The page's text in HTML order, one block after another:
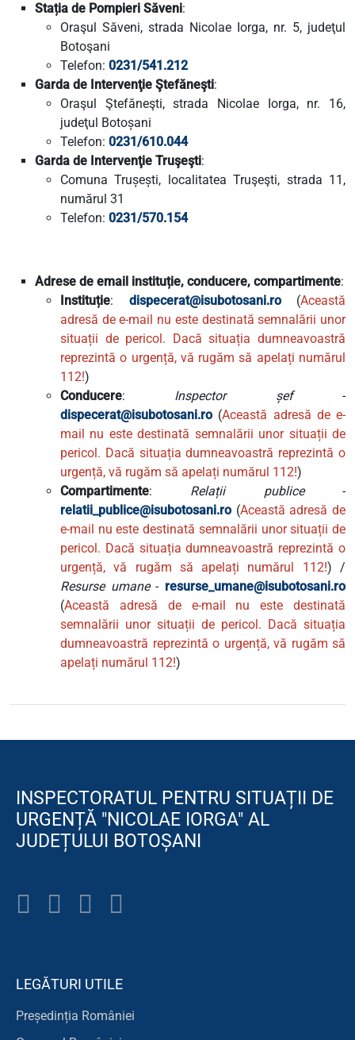
Stația de Pompieri Săveni:
Oraşul Săveni, strada Nicolae Iorga, nr. 5, judeţul
Botoşani
Telefon: 0231/541.212
Garda de Intervenţie Ştefăneşti:
Oraşul Ştefăneşti, strada Nicolae Iorga, nr. 16,
judeţul Botoșani
Telefon: 0231/610.044
Garda de Intervenţie Truşeşti:
Comuna Trușești, localitatea Truşeşti, strada 11,
numărul 31
Telefon: 0231/570.154
Adrese de email instituție, conducere, compartimente:
Instituție: dispecerat@isubotosani.ro(Această
adresă de e-mail nu este destinată semnalării unor
situații de pericol. Dacă situația dumneavoastră
reprezintă o urgență, vă rugăm să apelați numărul
112!)
Conducere: Inspector șef-
dispecerat@isubotosani.ro(Această adresă de e-
mail nu este destinată semnalării unor situații de
pericol. Dacă situația dumneavoastră reprezintă o
urgență, vă rugăm să apelați numărul 112!)
Compartimente: Relații publice-
relatii_publice@isubotosani.ro(Această adresă de
e-mail nu este destinată semnalării unor situații de
pericol. Dacă situația dumneavoastră reprezintă o
urgență, vă rugăm să apelați numărul 112!) /
Resurse umane- resurse_umane@isubotosani.ro
(Această adresă de e-mail nu este destinată
semnalării unor situații de pericol. Dacă situația
dumneavoastră reprezintă o urgență, vă rugăm să
apelați numărul 112!)
INSPECTORATUL PENTRU SITUAȚII DE
URGENȚĂ "NICOLAE IORGA" AL
JUDEȚULUI BOTOȘANI
LEGĂTURI UTILE
Președinția României